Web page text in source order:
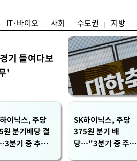
IT·바이오 사회 수도권 지방
기 들여다보
'
이닉스, 주당
분기배당 결
분기 중 추가
SK하이닉스, 주당
375원 분기 배
당…"3분기 중 주주